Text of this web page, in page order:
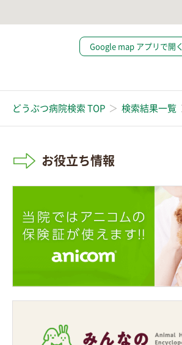
Google map アプリで開く
どうぶつ病院検索 TOP 検索結果一覧
お役立ち情報